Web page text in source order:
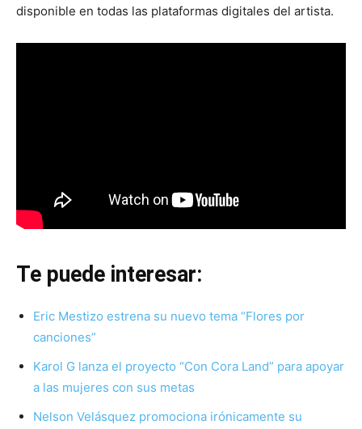
disponible en todas las plataformas digitales del artista.
Te puede interesar:
Eric Mestizo estrena su nuevo tema “Flores por
canciones”
Karol G lanza el proyecto “Con Cora Land” para apoyar
a las mujeres con sus metas
Nelson Velásquez promociona irónicamente su